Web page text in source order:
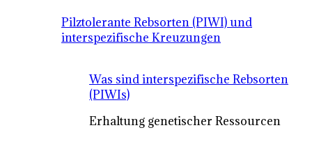
Pilztolerante Rebsorten (PIWI) und
interspezifische Kreuzungen
Was sind interspezifische Rebsorten
(PIWIs)
Erhaltung genetischer Ressourcen